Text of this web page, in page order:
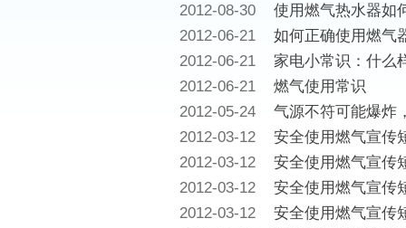
2012-08-30
使用燃气热水器如
2012-06-21
如何正确使用燃气
2012-06-21
家电小常识：什么
2012-06-21
燃气使用常识
2012-05-24
气源不符可能爆炸
2012-03-12
安全使用燃气宣传
2012-03-12
安全使用燃气宣传
2012-03-12
安全使用燃气宣传
2012-03-12
安全使用燃气宣传